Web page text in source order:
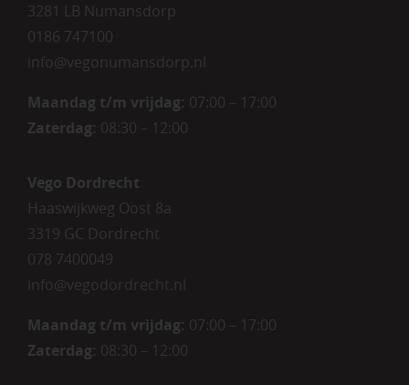
3281 LB Numansdorp
0186 747100
info@vegonumansdorp.nl
Maandag t/m vrijdag: 07:00 – 17:00
Zaterdag: 08:30 – 12:00
Vego Dordrecht
Haaswijkweg Oost 8a
3319 GC Dordrecht
078 7400049
info@vegodordrecht.nl
Maandag t/m vrijdag: 07:00 – 17:00
Zaterdag: 08:30 – 12:00